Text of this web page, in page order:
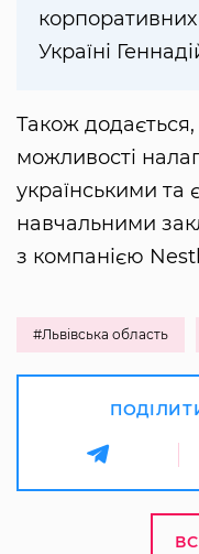
Україні
Також
можливості
українськими
навчальними
з компанією
#Львівська область